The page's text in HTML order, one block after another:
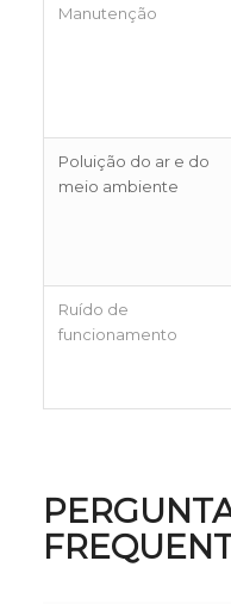
Manutenção
Poluição do ar e do
meio ambiente
Ruído de
funcionamento